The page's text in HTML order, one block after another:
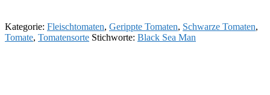
Kategorie: Fleischtomaten, Gerippte Tomaten, Schwarze Tomaten,
Tomate, Tomatensorte Stichworte: Black Sea Man